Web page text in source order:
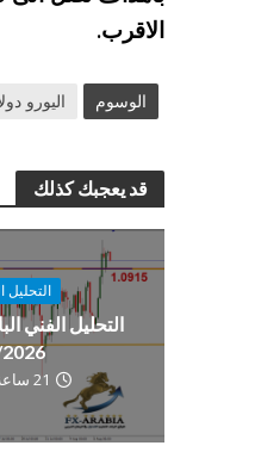
الاقرب.
الوسوم اليورو
قد يعجبك كذلك
التحليل
التحليل الفني
21 ساعة مضى